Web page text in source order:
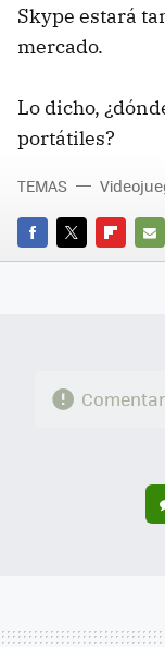
Skype estará
mercado.
Lo dicho,
portátiles?
FACEBOOK
TWITTER
E-
TEMAS